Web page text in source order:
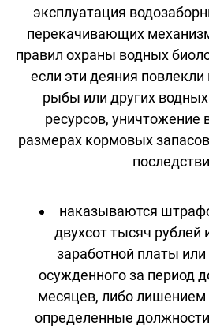
эксплуатация
перекачивающих
правил охраны водных
если эти деяния
рыбы или других
ресурсов, уничтожение
размерах кормовых
наказываются
двухсот тысяч рублей
заработной платы или
осужденного за период
месяцев, либо лишением
определенные